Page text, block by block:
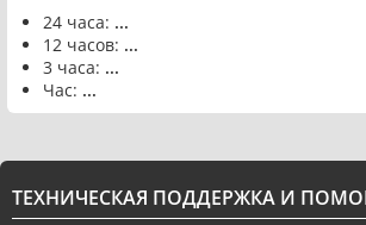
24 часа: ...
12 часов: ...
3 часа: ...
Час: ...
ТЕХНИЧЕСКАЯ ПОДДЕРЖКА И